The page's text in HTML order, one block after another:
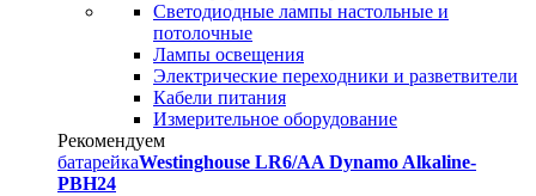
Светодиодные лампы настольные и
потолочные
Лампы освещения
Электрические переходники и разветвители
Кабели питания
Измерительное оборудование
Рекомендуем
батарейкаWestinghouse LR6/AA Dynamo Alkaline-
PBH24